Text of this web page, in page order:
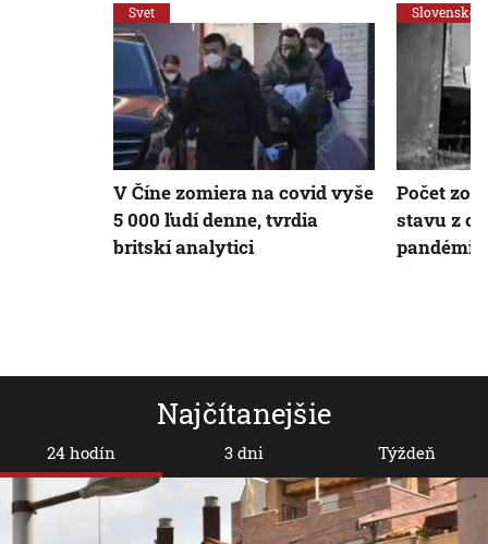
Najčítanejšie
24 hodín 3 dni Týždeň
Svet
V Číne zomiera na covid vyše
5 000 ľudí denne, tvrdia
britskí analytici
Slovensko
Počet
stavu z